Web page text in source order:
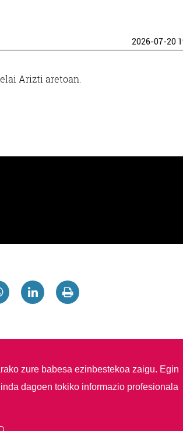
2026-07-20
Arizti aretoan.
zure babesa ezinbestekoa zaigu. Egin
dagoen tokiko informazio profesionala